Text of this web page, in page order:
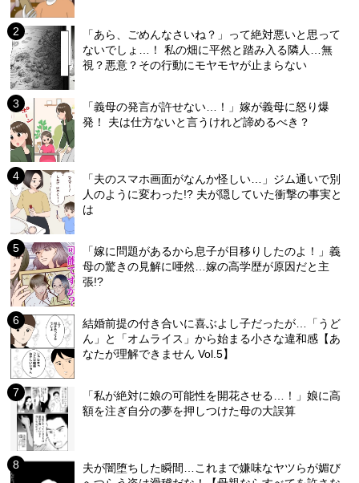
「あら、ごめんなさいね？」って絶対悪いと思って
ないでしょ…！ 私の畑に平然と踏み入る隣人…無
視？悪意？その行動にモヤモヤが止まらない
「義母の発言が許せない…！」嫁が義母に怒り爆
発！ 夫は仕方ないと言うけれど諦めるべき？
「夫のスマホ画面がなんか怪しい…」ジム通いで別
人のように変わった!? 夫が隠していた衝撃の事実と
は
「嫁に問題があるから息子が目移りしたのよ！」義
母の驚きの見解に唖然…嫁の高学歴が原因だと主
張!?
結婚前提の付き合いに喜ぶよし子だったが…「うど
ん」と「オムライス」から始まる小さな違和感【あ
なたが理解できません Vol.5】
「私が絶対に娘の可能性を開花させる…！」娘に高
額を注ぎ自分の夢を押しつけた母の大誤算
夫が闇堕ちした瞬間…これまで嫌味なヤツらが媚び